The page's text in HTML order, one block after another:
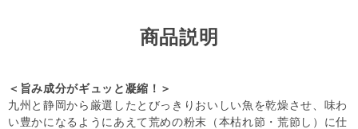
本商品はご注文タイミングやご注文内容によっては、購入履
歴からのご注文キャンセル、 修正を受け付けることができ
(「発送予定日のお知らせメール」をお送りする前であれ
ば、メール・お電話・ マイページにてご注文をキャンセル
いただけます。）
商品説明
＜旨み成分がギュッと凝縮！＞
九州と静岡から厳選したとびっきりおいしい魚を乾燥させ、味わ
い豊かになるようにあえて荒めの粉末（本枯れ節・荒節し）に仕